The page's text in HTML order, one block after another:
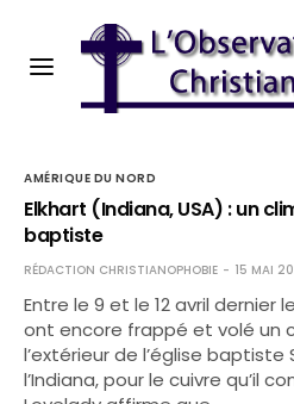
AMÉRIQUE DU NORD
Elkhart (Indiana, USA) : un
baptiste
RÉDACTION CHRISTIANOPHOBIE 15 MAI
Entre le 9 et le 12 avril dernier
ont encore frappé et volé un
l’extérieur de l’église baptiste
l’Indiana, pour le cuivre qu’il